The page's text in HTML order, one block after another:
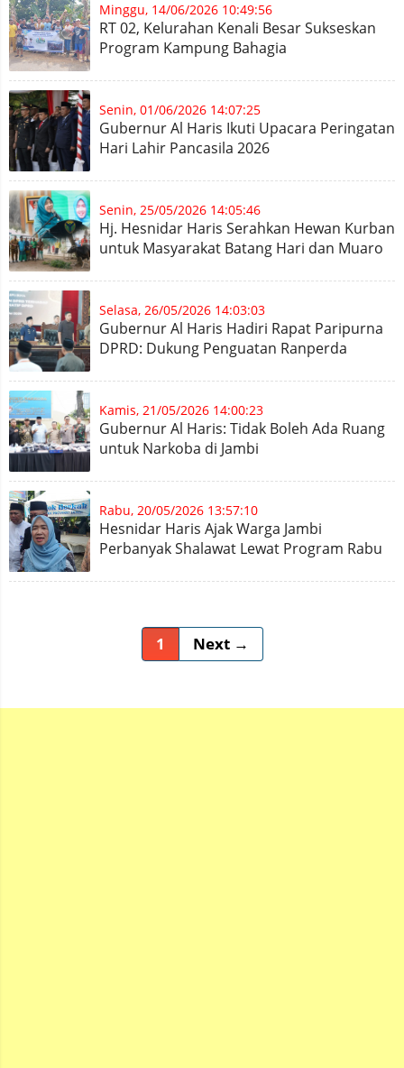
Minggu, 14/06/2026 10:49:56
RT 02, Kelurahan Kenali Besar Sukseskan
Program Kampung Bahagia
Senin, 01/06/2026 14:07:25
Gubernur Al Haris Ikuti Upacara Peringatan
Hari Lahir Pancasila 2026
Senin, 25/05/2026 14:05:46
Hj. Hesnidar Haris Serahkan Hewan Kurban
untuk Masyarakat Batang Hari dan Muaro
Selasa, 26/05/2026 14:03:03
Gubernur Al Haris Hadiri Rapat Paripurna
DPRD: Dukung Penguatan Ranperda
Kamis, 21/05/2026 14:00:23
Gubernur Al Haris: Tidak Boleh Ada Ruang
untuk Narkoba di Jambi
Rabu, 20/05/2026 13:57:10
Hesnidar Haris Ajak Warga Jambi
Perbanyak Shalawat Lewat Program Rabu
1 Next →